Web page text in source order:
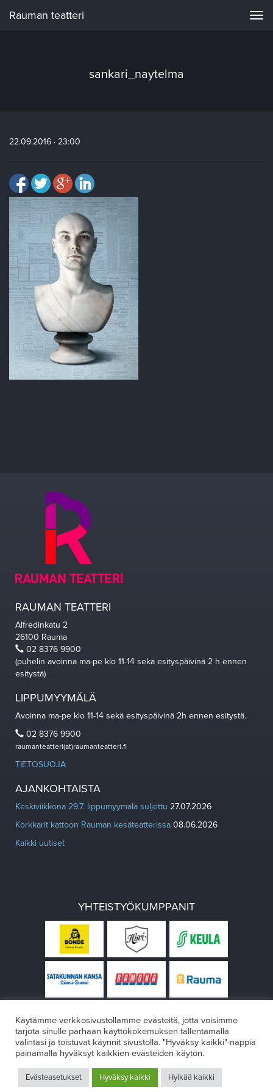
Rauman teatteri
sankari_naytelma
22.09.2016 · 23:00
RAUMAN TEATTERI
Alfredinkatu 2
26100 Rauma
02 8376 9900
(puhelin avoinna ma-pe klo 11-14 sekä esityspäivinä 2 h ennen
esitystä)
LIPPUMYYMÄLÄ
Avoinna ma-pe klo 11-14 sekä esityspäivinä 2h ennen esitystä.
02 8376 9900
raumanteatteri(at)raumanteatteri.fi
TIETOSUOJA
AJANKOHTAISTA
Keskiviikkona 29.7. lippumyymälä suljettu 27.07.2026
Korkkarit kattoon Rauman kesäteatterissa 08.06.2026
Kaikki uutiset
YHTEISTYÖKUMPPANIT
Design:VÄRIKÄS
Käytämme verkkosivustollamme evästeitä, jotta voisimme
tarjota sinulle parhaan käyttökokemuksen tallentamalla
valintasi ja toistuvat käynnit sivustolla. "Hyväksy kaikki"-nappia
painamalla hyväksyt kaikkien evästeiden käytön.
Evästeasetukset Hyväksy kaikki Hylkää kaikki